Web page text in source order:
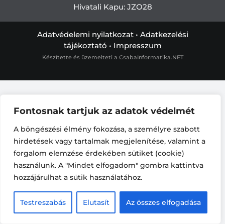
Fontosnak tartjuk az adatok védelmét
A böngészési élmény fokozása, a személyre szabott
hirdetések vagy tartalmak megjelenítése, valamint a
forgalom elemzése érdekében sütiket (cookie)
használunk. A "Mindet elfogadom" gombra kattintva
hozzájárulhat a sütik használatához.
Testreszabás Elutasít Az összes elfogadása
Hivatali Kapu: JZO28
Adatvédelemi nyilatkozat• Adatkezelési
tájékoztató • Impresszum
Készítette és üzemelteti a CsabaInformatika.NET